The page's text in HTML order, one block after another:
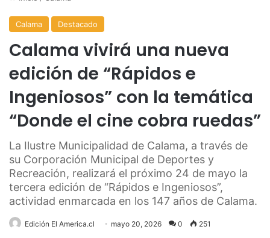
Calama Destacado
Calama vivirá una nueva
edición de “Rápidos e
Ingeniosos” con la temática
“Donde el cine cobra ruedas”
La Ilustre Municipalidad de Calama, a través de
su Corporación Municipal de Deportes y
Recreación, realizará el próximo 24 de mayo la
tercera edición de “Rápidos e Ingeniosos”,
actividad enmarcada en los 147 años de Calama.
Edición El America.cl mayo 20, 2026 0 251